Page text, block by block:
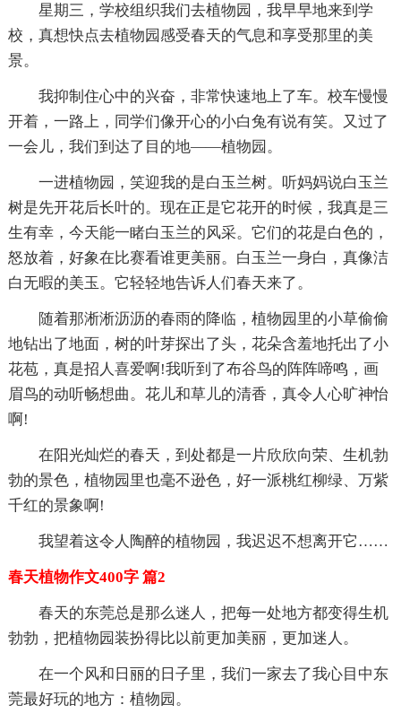
星期三，学校组织我们去植物园，我早早地来到学
校，真想快点去植物园感受春天的气息和享受那里的美
景。
我抑制住心中的兴奋，非常快速地上了车。校车慢慢
开着，一路上，同学们像开心的小白兔有说有笑。又过了
一会儿，我们到达了目的地——植物园。
一进植物园，笑迎我的是白玉兰树。听妈妈说白玉兰
树是先开花后长叶的。现在正是它花开的时候，我真是三
生有幸，今天能一睹白玉兰的风采。它们的花是白色的，
怒放着，好象在比赛看谁更美丽。白玉兰一身白，真像洁
白无暇的美玉。它轻轻地告诉人们春天来了。
随着那淅淅沥沥的春雨的降临，植物园里的小草偷偷
地钻出了地面，树的叶芽探出了头，花朵含羞地托出了小
花苞，真是招人喜爱啊!我听到了布谷鸟的阵阵啼鸣，画
眉鸟的动听畅想曲。花儿和草儿的清香，真令人心旷神怡
啊!
在阳光灿烂的春天，到处都是一片欣欣向荣、生机勃
勃的景色，植物园里也毫不逊色，好一派桃红柳绿、万紫
千红的景象啊!
我望着这令人陶醉的植物园，我迟迟不想离开它……
春天植物作文400字 篇2
春天的东莞总是那么迷人，把每一处地方都变得生机
勃勃，把植物园装扮得比以前更加美丽，更加迷人。
在一个风和日丽的日子里，我们一家去了我心目中东
莞最好玩的地方：植物园。